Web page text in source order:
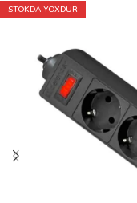
STOKDA YOXDUR